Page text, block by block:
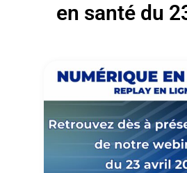
en santé du